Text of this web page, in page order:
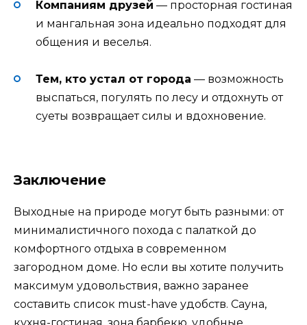
Компаниям друзей — просторная гостиная
и мангальная зона идеально подходят для
общения и веселья.
Тем, кто устал от города — возможность
выспаться, погулять по лесу и отдохнуть от
суеты возвращает силы и вдохновение.
Заключение
Выходные на природе могут быть разными: от
минималистичного похода с палаткой до
комфортного отдыха в современном
загородном доме. Но если вы хотите получить
максимум удовольствия, важно заранее
составить список must-have удобств. Сауна,